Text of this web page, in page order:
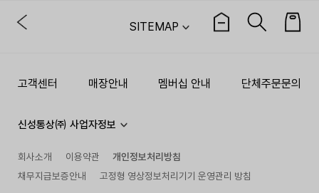
SITEMAP
고객센터 매장안내 멤버십 안내 단체주문문의
신성통상㈜ 사업자정보
회사소개 이용약관
개인정보처리방침
채무지급보증안내
고정형 영상정보처리기기 운영관리 방침